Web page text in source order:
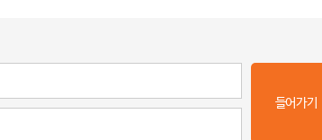
들어가기